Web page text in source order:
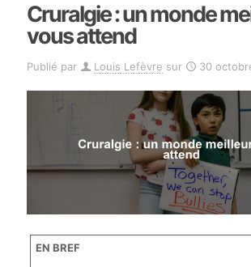
Cruralgie : un monde
vous attend
Publié par Louis Lefèvre sur 30
EN BREF